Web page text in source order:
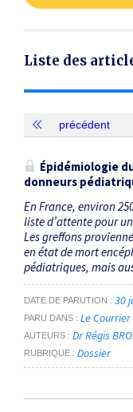
Liste des
précédent
Épidémiologie
donneurs
En France, environ
liste d’attente pour
Les greffons
en état de mort
pédiatriques, mais
DATE DE PARUTION 30
PARU DANS Le
AUTEURS Dr Régis
RUBRIQUE Dossier